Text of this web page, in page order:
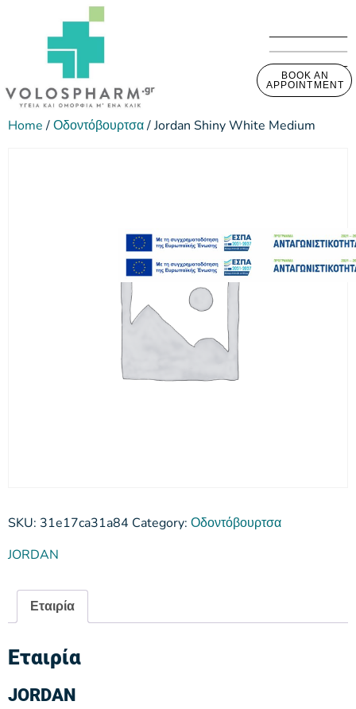
BOOK AN
APPOINTMENT
Home/Οδοντόβουρτσα/ Jordan Shiny White Medium
SKU: 31e17ca31a84 Category: Οδοντόβουρτσα
JORDAN
Εταιρία
Εταιρία
JORDAN